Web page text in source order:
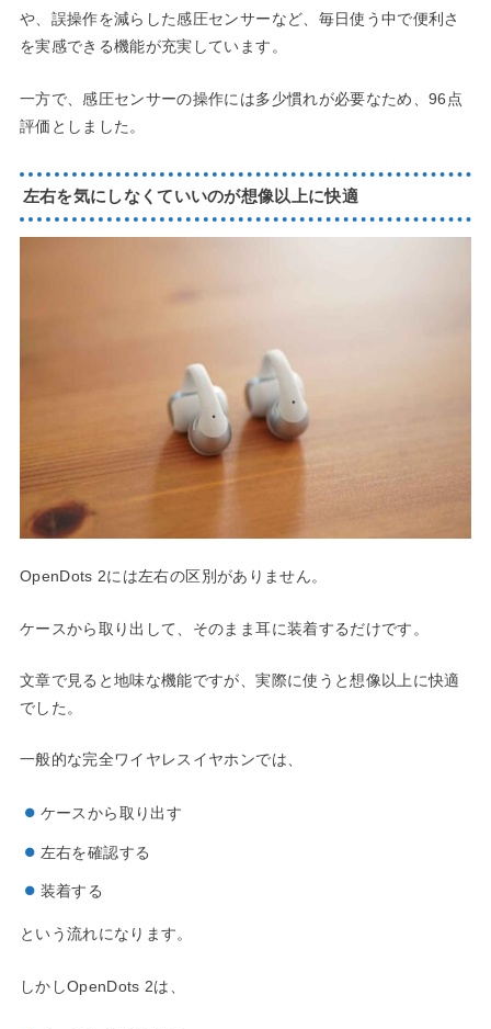
や、誤操作を減らした感圧センサーなど、毎日使う中で便利さ
を実感できる機能が充実しています。
一方で、感圧センサーの操作には多少慣れが必要なため、96点
評価としました。
左右を気にしなくていいのが想像以上に快適
OpenDots 2には左右の区別がありません。
ケースから取り出して、そのまま耳に装着するだけです。
文章で見ると地味な機能ですが、実際に使うと想像以上に快適
でした。
一般的な完全ワイヤレスイヤホンでは、
ケースから取り出す
左右を確認する
装着する
という流れになります。
しかしOpenDots 2は、